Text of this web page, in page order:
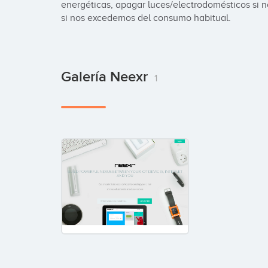
energéticas, apagar luces/electrodomésticos si
si nos excedemos del consumo habitual.
Galería Neexr 1